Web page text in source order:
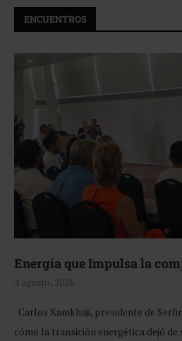
ENCUENTROS
Energía que Impulsa la
4 agosto, 2026
Carlos Kamkhaji, presidente de
cómo la transición energética dejó de